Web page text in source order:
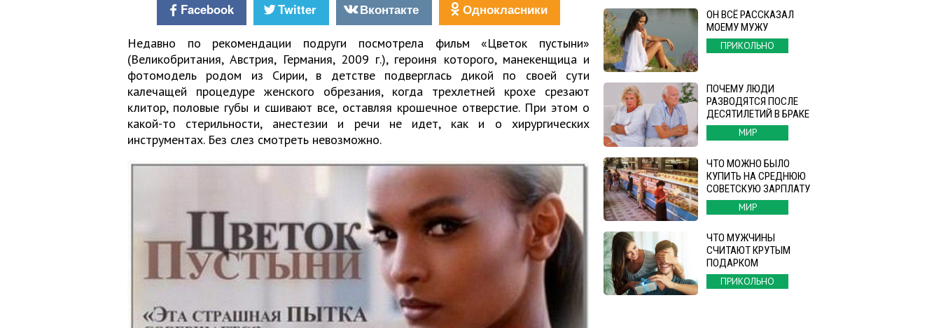
Facebook Twitter Вконтакте Однокласники
Недавно по рекомендации подруги посмотрела фильм «Цветок пустыни»
(Великобритания, Австрия, Германия, 2009 г.), героиня которого, манекенщица и
фотомодель родом из Сирии, в детстве подверглась дикой по своей сути
калечащей процедуре женского обрезания, когда трехлетней крохе срезают
клитор, половые губы и сшивают все, оставляя крошечное отверстие. При этом о
какой-то стерильности, анестезии и речи не идет, как и о хирургических
инструментах. Без слез смотреть невозможно.
ОН ВСЁ РАССКАЗАЛ
МОЕМУ МУЖУ
ПРИКОЛЬНО
ПОЧЕМУ ЛЮДИ
РАЗВОДЯТСЯ ПОСЛЕ
ДЕСЯТИЛЕТИЙ В БРАКЕ
МИР
ЧТО МОЖНО БЫЛО
КУПИТЬ НА СРЕДНЮЮ
СОВЕТСКУЮ ЗАРПЛАТУ
МИР
ЧТО МУЖЧИНЫ
СЧИТАЮТ КРУТЫМ
ПОДАРКОМ
ПРИКОЛЬНО